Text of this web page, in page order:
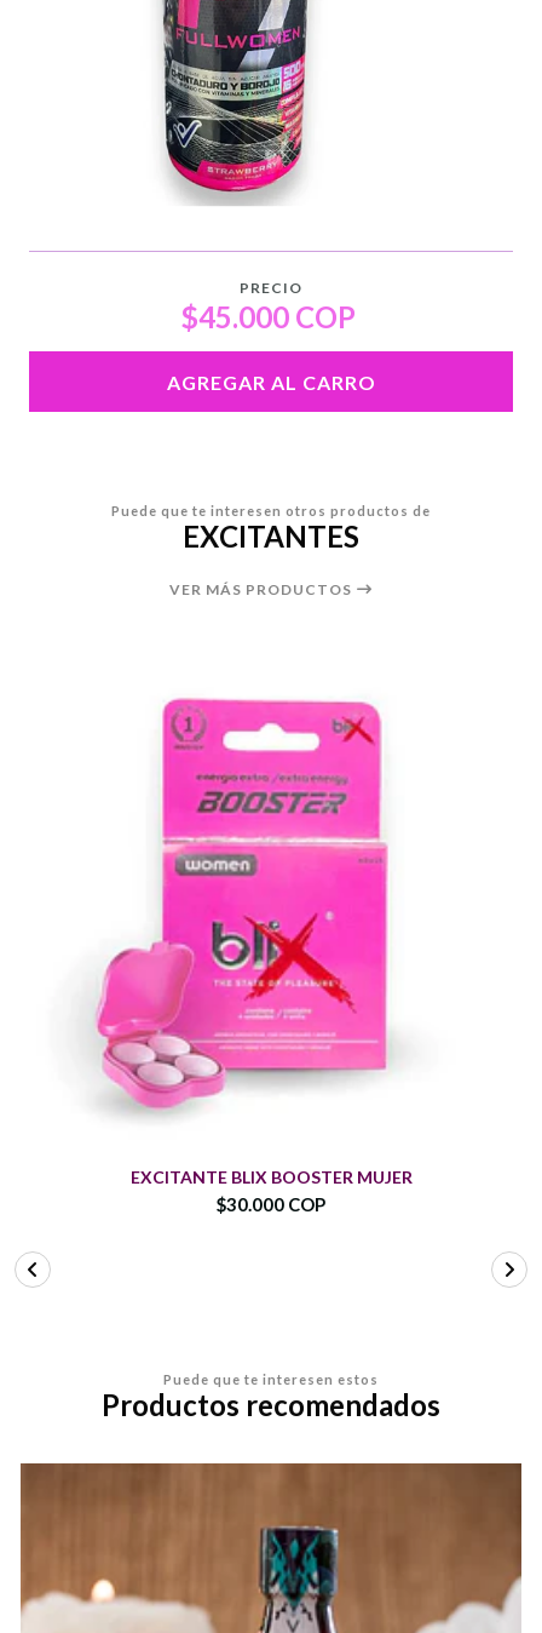
PRECIO
$45.000 COP
AGREGAR AL CARRO
Puede que te interesen otros productos de
EXCITANTES
VER MÁS PRODUCTOS
EXCITANTE BLIX BOOSTER MUJER
$30.000 COP
Puede que te interesen estos
Productos recomendados